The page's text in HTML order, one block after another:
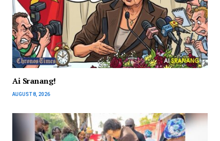
Ai Sranang!
AUGUST 8, 2026